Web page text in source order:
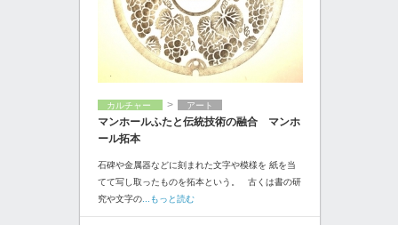
カルチャー > アート
マンホールふたと伝統技術の融合 マンホ
ール拓本
石碑や金属器などに刻まれた文字や模様を 紙を当
てて写し取ったものを拓本という。 古くは書の研
究や文字の ...もっと読む